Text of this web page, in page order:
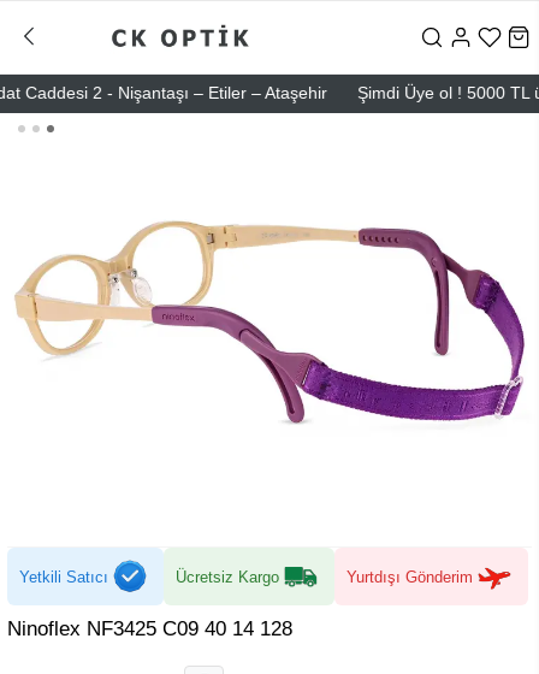
2 - Nişantaşı – Etiler – Ataşehir Şimdi Üye ol ! 5000 TL
Yetkili Satıcı Ücretsiz Kargo Yurtdışı Gönderim
Ninoflex NF3425 C09 40 14 128